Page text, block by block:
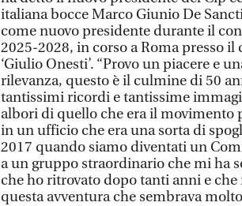
italiana bocce Marco Giunio De
come nuovo presidente durante il
2025-2028, in corso a Roma presso
‘Giulio Onesti’. “Provo un piacere e
rilevanza, questo è il culmine di 50
tantissimi ricordi e tantissime
albori di quello che era il movimento
in un ufficio che era una sorta di
2017 quando siamo diventati un
a un gruppo straordinario che mi ha
che ho ritrovato dopo tanti anni e
questa avventura che sembrava